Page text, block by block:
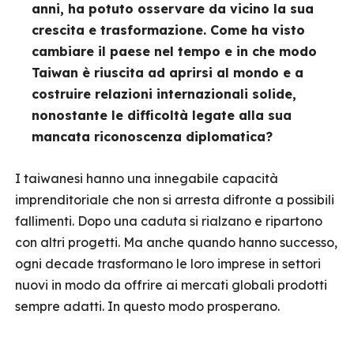
anni, ha potuto osservare da vicino la sua
crescita e trasformazione. Come ha visto
cambiare il paese nel tempo e in che modo
Taiwan è riuscita ad aprirsi al mondo e a
costruire relazioni internazionali solide,
nonostante le difficoltà legate alla sua
mancata riconoscenza diplomatica?
I taiwanesi hanno una innegabile capacità
imprenditoriale che non si arresta difronte a possibili
fallimenti. Dopo una caduta si rialzano e ripartono
con altri progetti. Ma anche quando hanno successo,
ogni decade trasformano le loro imprese in settori
nuovi in modo da offrire ai mercati globali prodotti
sempre adatti. In questo modo prosperano.